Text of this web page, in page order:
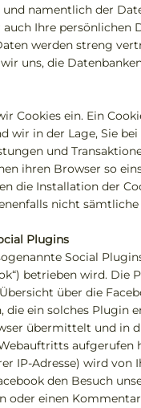
namentlich der
Ihre
werden streng
uns, die
Cookies ein. Ein
wir in der Lage, Sie
und
ihren Browser so
die Installation der
nicht
Plugins
Social
betrieben wird.
über die
die ein solches Plugin
übermittelt und in
IP-Adresse) wird von
den Besuch
oder einen